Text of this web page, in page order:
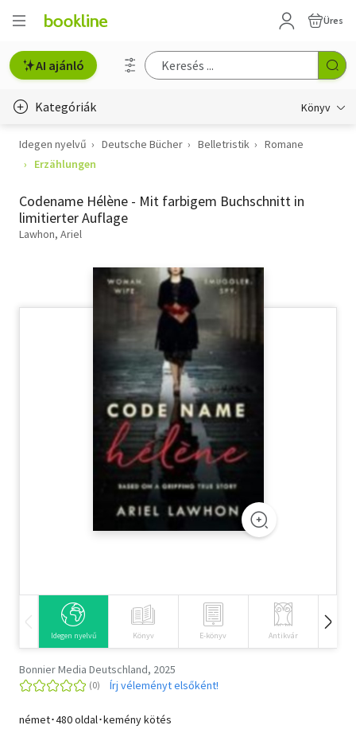
Üres
AI ajánló
Kategóriák Könyv
Életmód, egészség
Gyermek- és ifjúsági
Szótár, nyelvkönyv
Tankönyv, segédkönyv
Társadalomtudomány
Természettudomány
Idegen nyelvű Deutsche Bücher Belletristik
Romane
Erzählungen
Codename Hélène - Mit farbigem Buchschnitt in
limitierter Auflage
Lawhon, Ariel
Idegen nyelvű Könyv E-könyv Antikvár
Bonnier Media Deutschland, 2025
Írj véleményt elsőként!
német･480 oldal･kemény kötés